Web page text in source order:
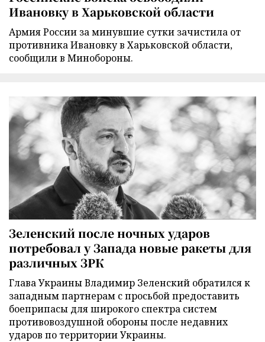
Ивановку в Харьковской области
Армия России за минувшие сутки зачистила от
противника Ивановку в Харьковской области,
сообщили в Минобороны.
Зеленский после ночных ударов
потребовал у Запада новые ракеты для
различных ЗРК
Глава Украины Владимир Зеленский обратился к
западным партнерам с просьбой предоставить
боеприпасы для широкого спектра систем
противовоздушной обороны после недавних
ударов по территории Украины.